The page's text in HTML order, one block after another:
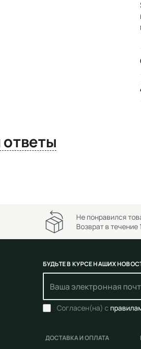
Вопросы и ответы
Не понравился
Возврат в течение
БУДЬТЕ В КУРСЕ НАШИХ
Согласен(на) с
ДОСТАВКА И ОПЛАТА